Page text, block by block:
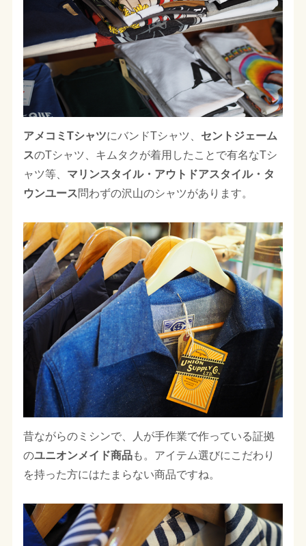
アメコミTシャツにバンドTシャツ、 セントジェーム
スのTシャツ、キムタクが着用したことで有名なTシ
ャツ等、 マリンスタイル・アウトドアスタイル・タ
ウンユース問わずの沢山のシャツがあります。
昔ながらのミシンで、人が手作業で作っている証拠
のユニオンメイド商品も。アイテム選びにこだわり
を持った方にはたまらない商品ですね。